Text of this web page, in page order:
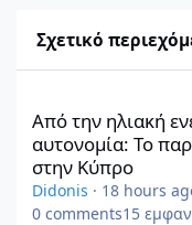
Σχετικό
Από την ηλιακή
αυτονομία: Το
στην Κύπρο
Didonis · 18 hours
0 comments15